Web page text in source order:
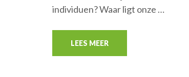
individuen? Waar ligt onze …
LEES MEER